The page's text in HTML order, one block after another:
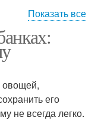
на зиму
способ
Показать все
овощей,
его
не всегда легко.